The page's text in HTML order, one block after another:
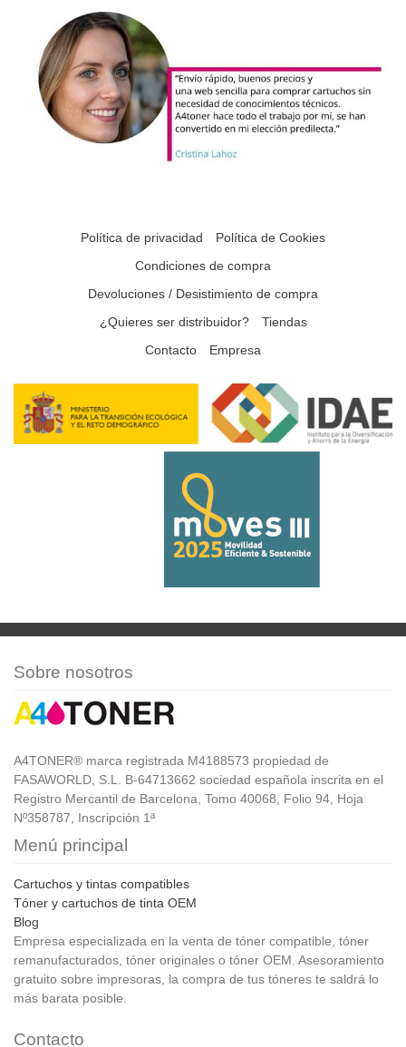
Política de privacidad
Política de Cookies
Condiciones de compra
Devoluciones / Desistimiento de compra
¿Quieres ser distribuidor?
Tiendas
Contacto
Empresa
Sobre nosotros
A4TONER® marca registrada M4188573 propiedad de
FASAWORLD, S.L. B-64713662 sociedad española inscrita en el
Registro Mercantil de Barcelona, Tomo 40068, Folio 94, Hoja
Nº358787, Inscripción 1ª
Menú principal
Cartuchos y tintas compatibles
Tóner y cartuchos de tinta OEM
Blog
Empresa especializada en la venta de tóner compatible, tóner
remanufacturados, tóner originales o tóner OEM. Asesoramiento
gratuito sobre impresoras, la compra de tus tóneres te saldrá lo
más barata posible.
Contacto